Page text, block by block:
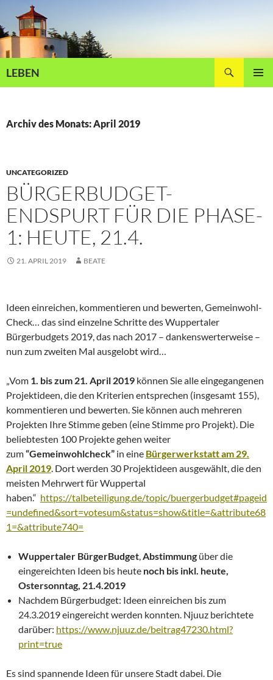
Inhalt
springen
LEBEN
Archiv des Monats: April 2019
UNCATEGORIZED
BÜRGERBUDGET-
ENDSPURT FÜR DIE PHASE-
1: HEUTE, 21.4.
21. APRIL 2019 BEATE
Ideen einreichen, kommentieren und bewerten, Gemeinwohl-
Check… das sind einzelne Schritte des Wuppertaler
Bürgerbudgets 2019, das nach 2017 – dankenswerterweise –
nun zum zweiten Mal ausgelobt wird…
„Vom 1. bis zum 21. April 2019 können Sie alle eingegangenen
Projektideen, die den Kriterien entsprechen (insgesamt 155),
kommentieren und bewerten. Sie können auch mehreren
Projekten Ihre Stimme geben (eine Stimme pro Projekt). Die
beliebtesten 100 Projekte gehen weiter
zum“Gemeinwohlcheck” in eine Bürgerwerkstatt am 29.
April 2019. Dort werden 30 Projektideen ausgewählt, die den
meisten Mehrwert für Wuppertal
haben.“ https://talbeteiligung.de/topic/buergerbudget#pageid
=undefined&sort=votesum&status=show&title=&attribute68
1=&attribute740=
Wuppertaler BürgerBudget,Abstimmung über die
eingereichten Ideen bis heute noch bis inkl. heute,
Ostersonntag, 21.4.2019
Nachdem Bürgerbudget: Ideen einreichen bis zum
24.3.2019 eingereicht werden konnten. Njuuz berichtete
darüber: https://www.njuuz.de/beitrag47230.html?
print=true
Es sind spannende Ideen für unsere Stadt dabei. Die